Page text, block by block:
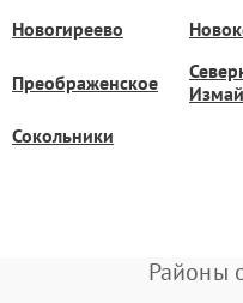
Новогиреево
Преображенское
Сокольники
Районы